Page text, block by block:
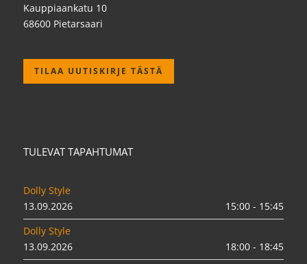
Kauppiaankatu 10
68600 Pietarsaari
TILAA UUTISKIRJE TÄSTÄ
TULEVAT TAPAHTUMAT
Dolly Style
13.09.2026
15:00 - 15:45
Dolly Style
13.09.2026
18:00 - 18:45